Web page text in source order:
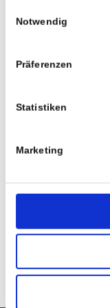
Notwendig
Präferenzen
Statistiken
Marketing